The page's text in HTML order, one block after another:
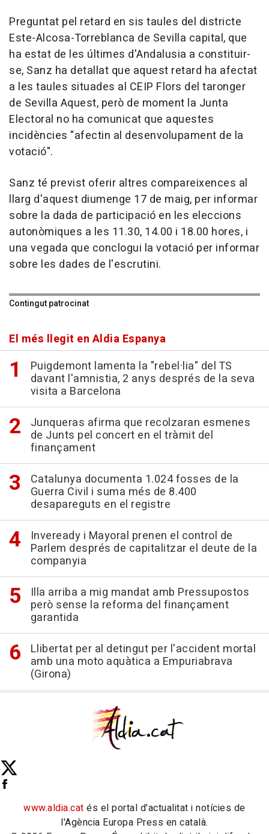
Preguntat pel retard en sis taules del districte
Este-Alcosa-Torreblanca de Sevilla capital, que
ha estat de les últimes d'Andalusia a constituir-
se, Sanz ha detallat que aquest retard ha afectat
a les taules situades al CEIP Flors del taronger
de Sevilla Aquest, però de moment la Junta
Electoral no ha comunicat que aquestes
incidències "afectin al desenvolupament de la
votació".
Sanz té previst oferir altres compareixences al
llarg d'aquest diumenge 17 de maig, per informar
sobre la dada de participació en les eleccions
autonòmiques a les 11.30, 14.00 i 18.00 hores, i
una vegada que conclogui la votació per informar
sobre les dades de l'escrutini.
Contingut patrocinat
El més llegit en Aldia Espanya
Puigdemont lamenta la "rebel·lia" del TS
davant l'amnistia, 2 anys després de la seva
visita a Barcelona
Junqueras afirma que recolzaran esmenes
de Junts pel concert en el tràmit del
finançament
Catalunya documenta 1.024 fosses de la
Guerra Civil i suma més de 8.400
desapareguts en el registre
Inveready i Mayoral prenen el control de
Parlem després de capitalitzar el deute de la
companyia
Illa arriba a mig mandat amb Pressupostos
però sense la reforma del finançament
garantida
Llibertat per al detingut per l'accident mortal
amb una moto aquàtica a Empuriabrava
(Girona)
www.aldia.cat és el portal d'actualitat i notícies de
l'Agència Europa Press en català.